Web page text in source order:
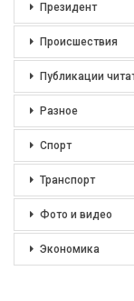
Президент
Происшествия
Публикации
Разное
Спорт
Транспорт
Фото и видео
Экономика